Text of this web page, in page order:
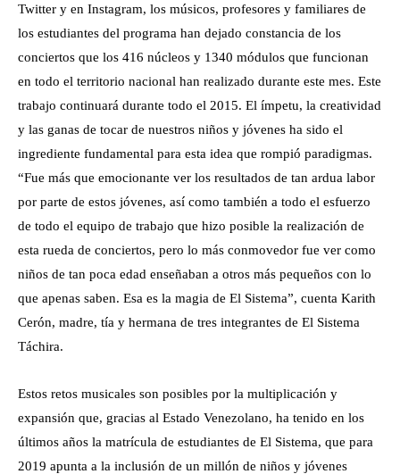
Twitter y en Instagram, los músicos, profesores y familiares de
los estudiantes del programa han dejado constancia de los
conciertos que los 416 núcleos y 1340 módulos que funcionan
en todo el territorio nacional han realizado durante este mes. Este
trabajo continuará durante todo el 2015. El ímpetu, la creatividad
y las ganas de tocar de nuestros niños y jóvenes ha sido el
ingrediente fundamental para esta idea que rompió paradigmas.
“Fue más que emocionante ver los resultados de tan ardua labor
por parte de estos jóvenes, así como también a todo el esfuerzo
de todo el equipo de trabajo que hizo posible la realización de
esta rueda de conciertos, pero lo más conmovedor fue ver como
niños de tan poca edad enseñaban a otros más pequeños con lo
que apenas saben. Esa es la magia de El Sistema”, cuenta Karith
Cerón, madre, tía y hermana de tres integrantes de El Sistema
Táchira.
Estos retos musicales son posibles por la multiplicación y
expansión que, gracias al Estado Venezolano, ha tenido en los
últimos años la matrícula de estudiantes de El Sistema, que para
2019 apunta a la inclusión de un millón de niños y jóvenes